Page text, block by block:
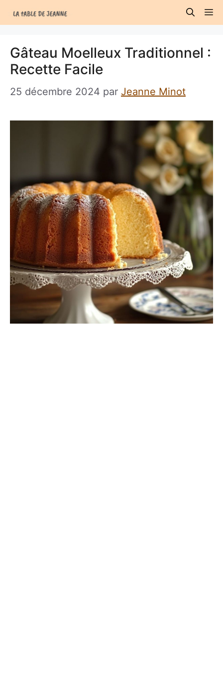
au
Gâteau Moelleux Traditionnel :
Recette Facile
25 décembre 2024 par Jeanne Minot